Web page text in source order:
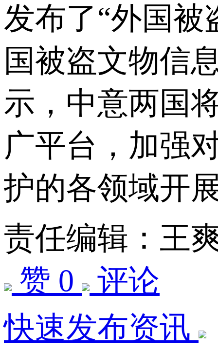
发布了“外国被
国被盗文物信
示，中意两国
广平台，加强
护的各领域开
责任编辑：王
赞 0
评论
快速发布资讯